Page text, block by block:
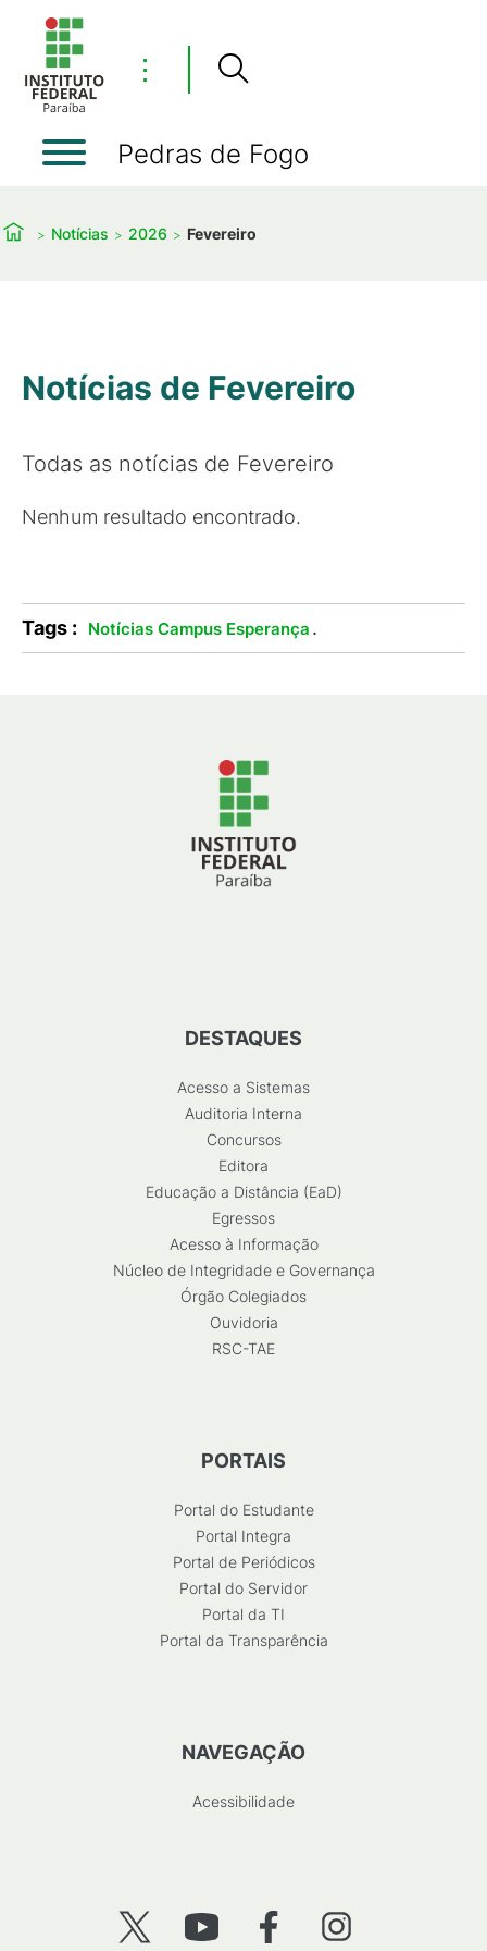
⋮
Pedras de Fogo
Notícias 2026 Fevereiro
Notícias de Fevereiro
Todas as notícias de Fevereiro
Nenhum resultado encontrado.
Tags : Notícias Campus Esperança .
DESTAQUES
Acesso a Sistemas
Auditoria Interna
Concursos
Editora
Educação a Distância (EaD)
Egressos
Acesso à Informação
Núcleo de Integridade e Governança
Órgão Colegiados
Ouvidoria
RSC-TAE
PORTAIS
Portal do Estudante
Portal Integra
Portal de Periódicos
Portal do Servidor
Portal da TI
Portal da Transparência
NAVEGAÇÃO
Acessibilidade